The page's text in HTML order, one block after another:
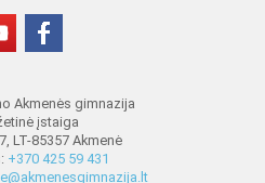
Akmenės gimnazija
įstaiga
LT-85357 Akmenė
+370 425 59 431